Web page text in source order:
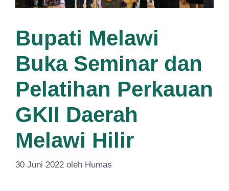
Bupati Melawi
Buka Seminar dan
Pelatihan Perkauan
GKII Daerah
Melawi Hilir
30 Juni 2022 oleh Humas